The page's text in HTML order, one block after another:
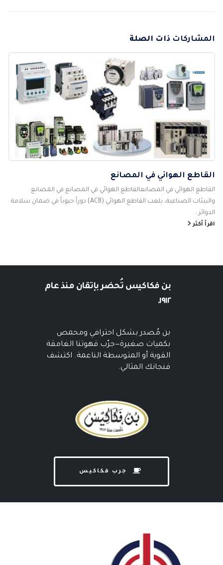
المشاركات ذات الصلة
القاطع الهوائي في المصانع
القاطع الهوائي في المصانعالقاطع الهوائي في المصانع في المصانع
والبيئات الصناعية، يلعب القاطع الهوائي (ACB) دوراً حيوياً في ضمان سلامة
الدوائر...
اقرأ أكثر
بن فكاكيستُحضر بإتقان منذ عام
١٩١٢.
بن مُصدر بشكل احترافي ومحمص
بكميات صغيرة—جرّب قهوتنا الغامقة
القوية أو المتوسطة الناعمة. اكتشف
فنجانك المثالي.
جرب فكاكيس